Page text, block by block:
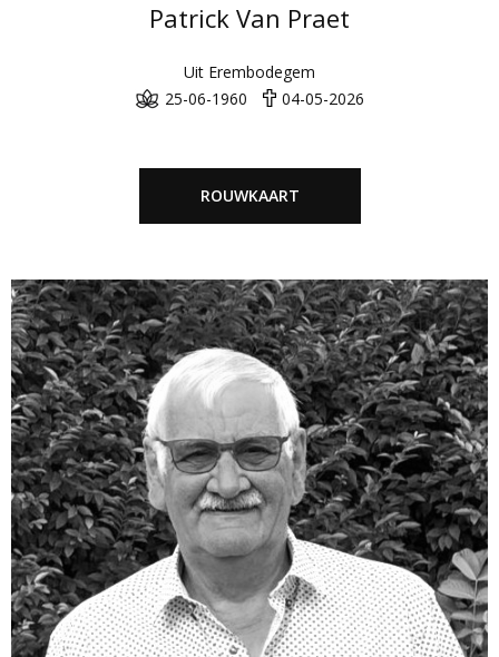
Patrick Van Praet
Uit Erembodegem
25-06-1960
04-05-2026
ROUWKAART